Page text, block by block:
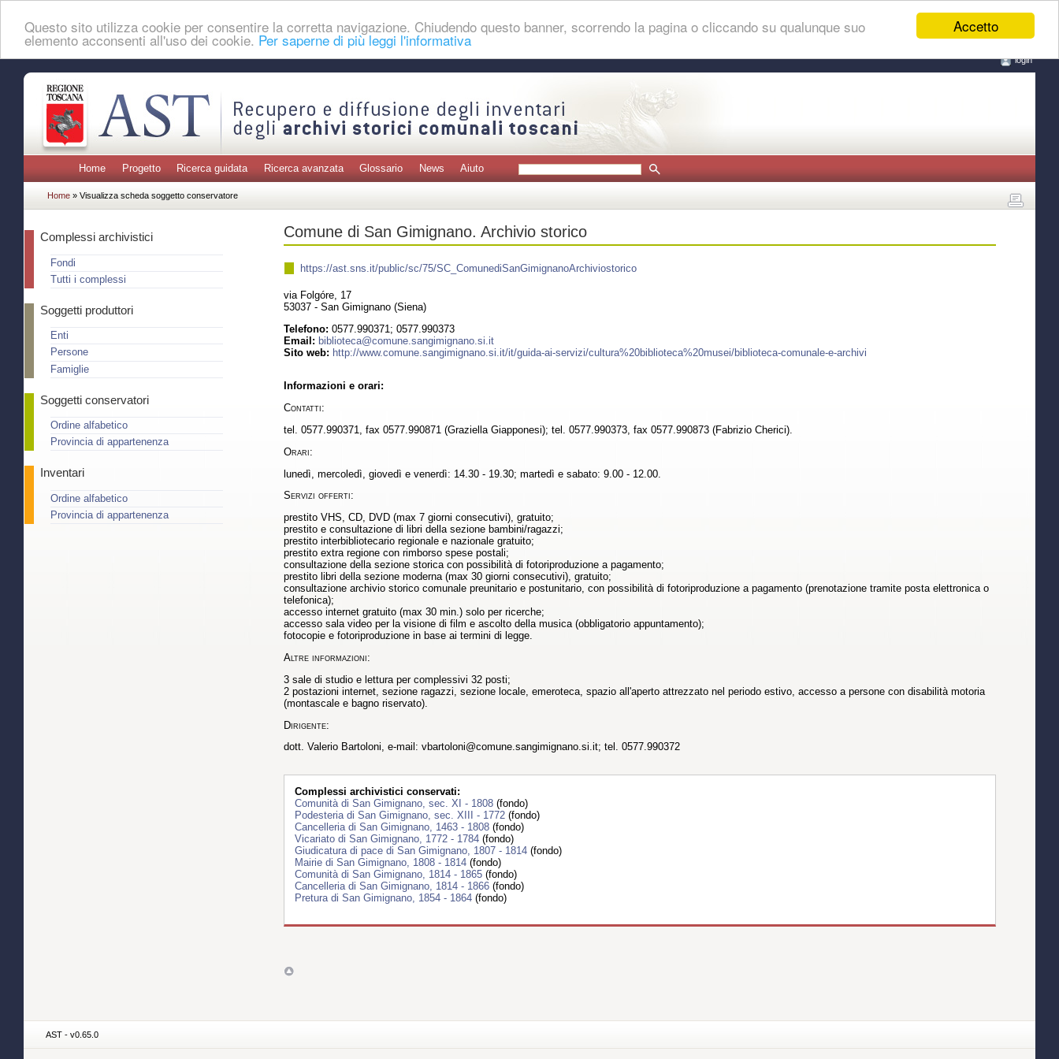
Accetto
Questo sito utilizza cookie per consentire la corretta navigazione. Chiudendo questo banner, scorrendo la pagina o cliccando su qualunque suo
elemento acconsenti all'uso dei cookie. Per saperne di più leggi l'informativa
login
Home Progetto Ricerca guidata Ricerca avanzata Glossario News Aiuto
Home » Visualizza scheda soggetto conservatore
Complessi archivistici
Fondi
Tutti i complessi
Soggetti produttori
Enti
Persone
Famiglie
Soggetti conservatori
Ordine alfabetico
Provincia di appartenenza
Inventari
Ordine alfabetico
Provincia di appartenenza
Comune di San Gimignano. Archivio storico
https://ast.sns.it/public/sc/75/SC_ComunediSanGimignanoArchiviostorico
via Folgóre, 17
53037 - San Gimignano (Siena)
Telefono: 0577.990371; 0577.990373
Email: biblioteca@comune.sangimignano.si.it
Sito web: http://www.comune.sangimignano.si.it/it/guida-ai-servizi/cultura%20biblioteca%20musei/biblioteca-comunale-e-archivi
Informazioni e orari:
Contatti:
tel. 0577.990371, fax 0577.990871 (Graziella Giapponesi); tel. 0577.990373, fax 0577.990873 (Fabrizio Cherici).
Orari:
lunedì, mercoledì, giovedì e venerdì: 14.30 - 19.30; martedì e sabato: 9.00 - 12.00.
Servizi offerti:
prestito VHS, CD, DVD (max 7 giorni consecutivi), gratuito;
prestito e consultazione di libri della sezione bambini/ragazzi;
prestito interbibliotecario regionale e nazionale gratuito;
prestito extra regione con rimborso spese postali;
consultazione della sezione storica con possibilità di fotoriproduzione a pagamento;
prestito libri della sezione moderna (max 30 giorni consecutivi), gratuito;
consultazione archivio storico comunale preunitario e postunitario, con possibilità di fotoriproduzione a pagamento (prenotazione tramite posta elettronica o
telefonica);
accesso internet gratuito (max 30 min.) solo per ricerche;
accesso sala video per la visione di film e ascolto della musica (obbligatorio appuntamento);
fotocopie e fotoriproduzione in base ai termini di legge.
Altre informazioni:
3 sale di studio e lettura per complessivi 32 posti;
2 postazioni internet, sezione ragazzi, sezione locale, emeroteca, spazio all'aperto attrezzato nel periodo estivo, accesso a persone con disabilità motoria
(montascale e bagno riservato).
Dirigente:
dott. Valerio Bartoloni, e-mail: vbartoloni@comune.sangimignano.si.it; tel. 0577.990372
Complessi archivistici conservati:
Comunità di San Gimignano, sec. XI - 1808 (fondo)
Podesteria di San Gimignano, sec. XIII - 1772 (fondo)
Cancelleria di San Gimignano, 1463 - 1808 (fondo)
Vicariato di San Gimignano, 1772 - 1784 (fondo)
Giudicatura di pace di San Gimignano, 1807 - 1814 (fondo)
Mairie di San Gimignano, 1808 - 1814 (fondo)
Comunità di San Gimignano, 1814 - 1865 (fondo)
Cancelleria di San Gimignano, 1814 - 1866 (fondo)
Pretura di San Gimignano, 1854 - 1864 (fondo)
AST - v0.65.0